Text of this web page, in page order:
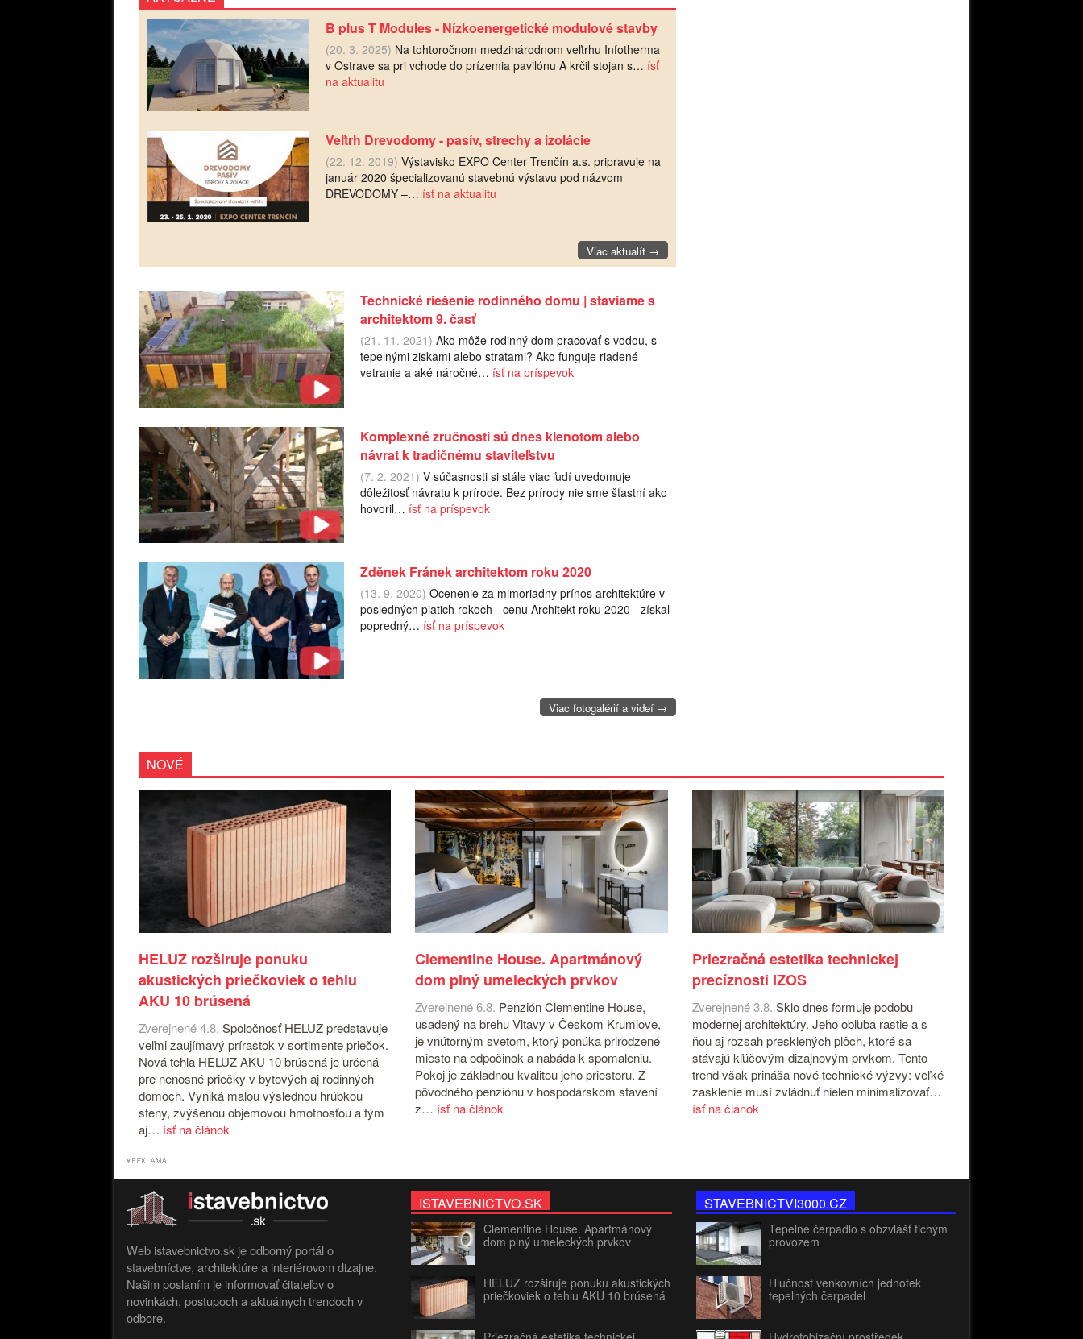
B plus T Modules - Nízkoenergetické modulové stavby
(20. 3. 2025) Na tohtoročnom medzinárodnom veľtrhu Infotherma
v Ostrave sa pri vchode do prízemia pavilónu A krčil stojan s… ísť
na aktualitu
Veľtrh Drevodomy - pasív, strechy a izolácie
(22. 12. 2019) Výstavisko EXPO Center Trenčín a.s. pripravuje na
január 2020 špecializovanú stavebnú výstavu pod názvom
DREVODOMY –… ísť na aktualitu
Viac aktualít →
Technické riešenie rodinného domu | staviame s
architektom 9. časť
(21. 11. 2021) Ako môže rodinný dom pracovať s vodou, s
tepelnými ziskami alebo stratami? Ako funguje riadené
vetranie a aké náročné… ísť na príspevok
Komplexné zručnosti sú dnes klenotom alebo
návrat k tradičnému staviteľstvu
(7. 2. 2021) V súčasnosti si stále viac ľudí uvedomuje
dôležitosť návratu k prírode. Bez prírody nie sme šťastní ako
hovoril… ísť na príspevok
Zděnek Fránek architektom roku 2020
(13. 9. 2020) Ocenenie za mimoriadny prínos architektúre v
posledných piatich rokoch - cenu Architekt roku 2020 - získal
popredný… ísť na príspevok
Viac fotogalérií a videí →
NOVÉ
HELUZ rozširuje ponuku
akustických priečkoviek o tehlu
AKU 10 brúsená
Zverejnené 4.8. Spoločnosť HELUZ predstavuje
veľmi zaujímavý prírastok v sortimente priečok.
Nová tehla HELUZ AKU 10 brúsená je určená
pre nenosné priečky v bytových aj rodinných
domoch. Vyniká malou výslednou hrúbkou
steny, zvýšenou objemovou hmotnosťou a tým
aj… ísť na článok
Clementine House. Apartmánový
dom plný umeleckých prvkov
Zverejnené 6.8. Penzión Clementine House,
usadený na brehu Vltavy v Českom Krumlove,
je vnútorným svetom, ktorý ponúka prirodzené
miesto na odpočinok a nabáda k spomaleniu.
Pokoj je základnou kvalitou jeho priestoru. Z
pôvodného penziónu v hospodárskom stavení
z… ísť na článok
Priezračná estetika technickej
precíznosti IZOS
Zverejnené 3.8. Sklo dnes formuje podobu
modernej architektúry. Jeho obľuba rastie a s
ňou aj rozsah presklených plôch, ktoré sa
stávajú kľúčovým dizajnovým prvkom. Tento
trend však prináša nové technické výzvy: veľké
zasklenie musí zvládnuť nielen minimalizovať…
ísť na článok
Web istavebnictvo.sk je odborný portál o
stavebníctve, architektúre a interiérovom dizajne.
Našim poslaním je informovať čitateľov o
novinkách, postupoch a aktuálnych trendoch v
odbore.
ISTAVEBNICTVO.SK
Clementine House. Apartmánový
dom plný umeleckých prvkov
HELUZ rozširuje ponuku akustických
priečkoviek o tehlu AKU 10 brúsená
STAVEBNICTVI3000.CZ
Tepelné čerpadlo s obzvlášť tichým
provozem
Hlučnost venkovních jednotek
tepelných čerpadel